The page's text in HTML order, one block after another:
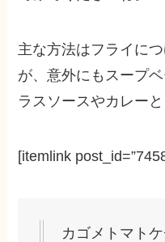
主な方法はフライに
が、意外にもスープ
ラスソースやカレー
[itemlink
カゴメトマト